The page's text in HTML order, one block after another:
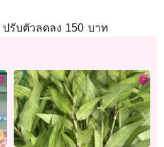
รับตัวลดลง 150 บาท